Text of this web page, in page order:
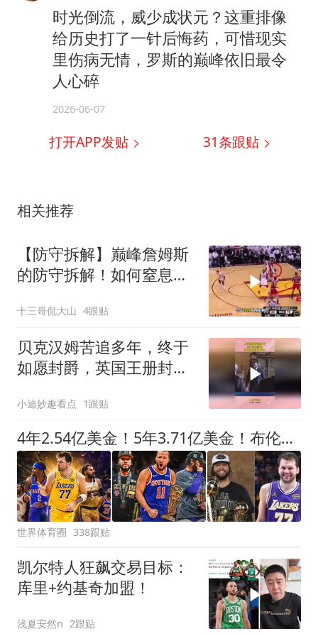
时光倒流，威少成状元？这重排像
给历史打了一针后悔药，可惜现实
里伤病无情，罗斯的巅峰依旧最令
人心碎
2026-06-07
打开APP发贴 31条跟贴
相关推荐
【防守拆解】巅峰詹姆斯
的防守拆解！如何窒息封
十三哥侃大山 4跟贴
贝克汉姆苦追多年，终于
如愿封爵，英国王册封其
小迪妙趣看点 1跟贴
4年2.54亿美金！5年3.71亿美金！布伦森步步为营，东契奇没有退路
世界体育圈 338跟贴
凯尔特人狂飙交易目标：
库里+约基奇加盟！
浅夏安然n 2跟贴